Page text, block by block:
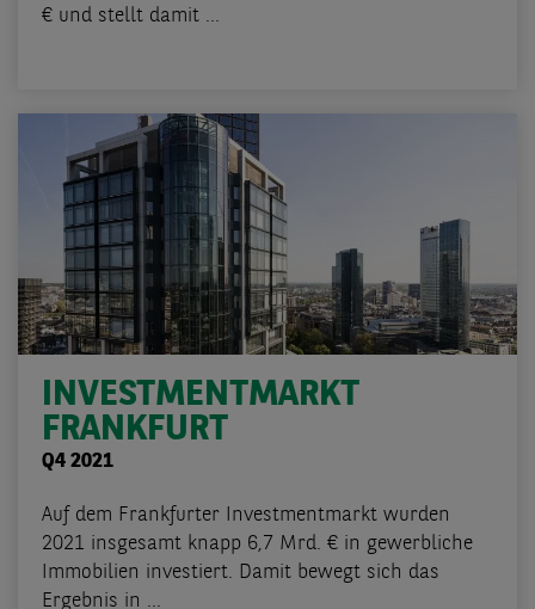
€ und stellt damit ...
INVESTMENTMARKT
FRANKFURT
Q4 2021
Auf dem Frankfurter Investmentmarkt wurden
2021 insgesamt knapp 6,7 Mrd. € in gewerbliche
Immobilien investiert. Damit bewegt sich das
Ergebnis in ...